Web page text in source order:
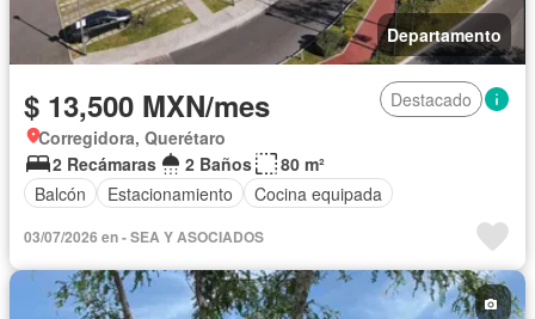
Departamento
$ 13,500 MXN/mes
Destacado
Corregidora, Querétaro
2 Recámaras
2 Baños
80 m²
Balcón
Estacionamiento Cocina equipada
03/07/2026 en - SEA Y ASOCIADOS